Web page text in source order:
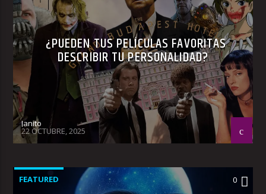
¿PUEDEN TUS PELÍCULAS FAVORITAS
DESCRIBIR TU PERSONALIDAD?
Janito
22 OCTUBRE, 2025
FEATURED 0